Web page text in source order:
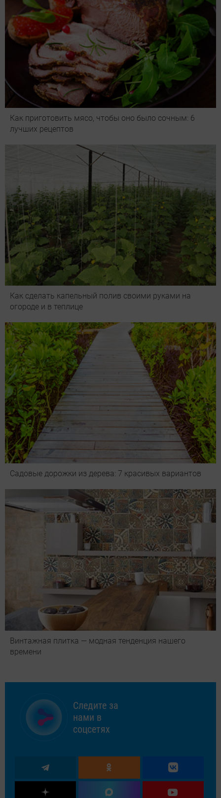
Как приготовить мясо, чтобы оно было сочным: 6
лучших рецептов
Как сделать капельный полив своими руками на
огороде и в теплице
Садовые дорожки из дерева: 7 красивых вариантов
Винтажная плитка — модная тенденция нашего
времени
Следите за
нами в
соцсетях